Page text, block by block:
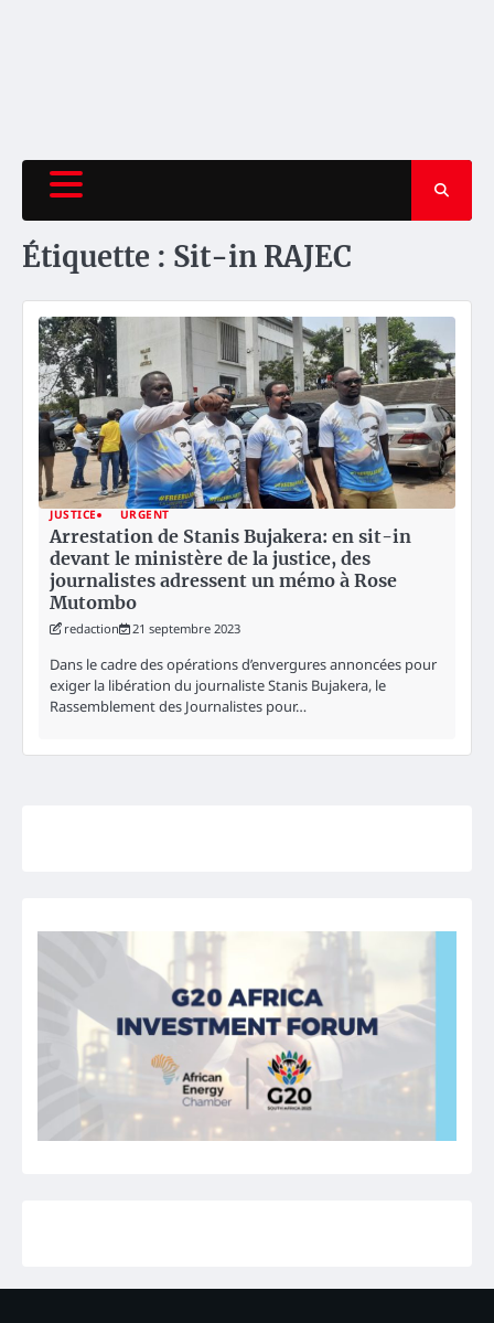
Étiquette : Sit-in RAJEC
JUSTICE URGENT
Arrestation de Stanis Bujakera: en sit-in
devant le ministère de la justice, des
journalistes adressent un mémo à Rose
Mutombo
redaction 21 septembre 2023
Dans le cadre des opérations d’envergures annoncées pour
exiger la libération du journaliste Stanis Bujakera, le
Rassemblement des Journalistes pour…